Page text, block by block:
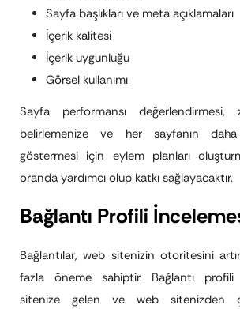
Sayfa başlıkları ve meta açıklamaları
İçerik kalitesi
İçerik uygunluğu
Görsel kullanımı
Sayfa performansı değerlendirmesi,
belirlemenize ve her sayfanın
göstermesi için eylem planları
oranda yardımcı olup katkı sağlayacaktır.
Bağlantı Profili
Bağlantılar, web sitenizin otoritesini
fazla öneme sahiptir. Bağlantı
sitenize gelen ve web sitenizden